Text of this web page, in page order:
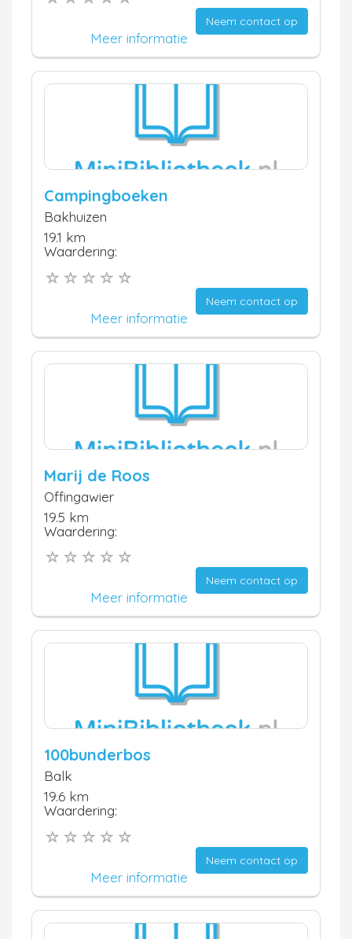
Neem contact op
Meer informatie
Campingboeken
Bakhuizen
19.1 km
Waardering:
Neem contact op
Meer informatie
Marij de Roos
Offingawier
19.5 km
Waardering:
Neem contact op
Meer informatie
100bunderbos
Balk
19.6 km
Waardering:
Neem contact op
Meer informatie